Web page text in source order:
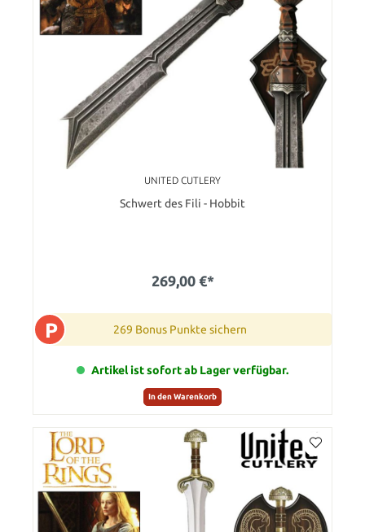
UNITED CUTLERY
Schwert des Fili - Hobbit
269,00 €*
P 269 Bonus Punkte sichern
Artikel ist sofort ab Lager verfügbar.
In den Warenkorb